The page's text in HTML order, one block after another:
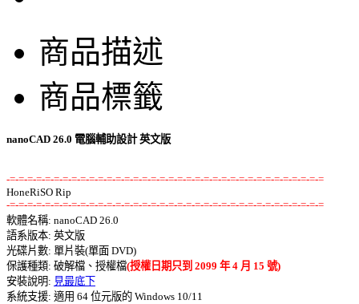
商品描述
商品標籤
nanoCAD 26.0 電腦輔助設計 英文版
-=-=-=-=-=-=-=-=-=-=-=-=-=-=-=-=-=-=-=-=-=-=-=-=-=-=-=-=-=-=-=-=-=-=-=-=
-=-=-=-=-=-=-=-=-=-=-=-=-=-=-=-=-=-=-=-=-=-=-=-=-=-=-=-=-=-=-=-=-=-=-=-=
軟體名稱: nanoCAD 26.0
語系版本: 英文版
光碟片數: 單片裝(單面 DVD)
保護種類: 破解檔、授權檔(授權日期只到 2099 年 4 月 15 號)
安裝說明: 見最底下
系統支援: 適用 64 位元版的 Windows 10/11